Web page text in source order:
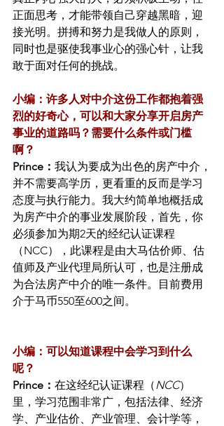
正面思考，才能带领自己穿越黑暗，迎
接光明。拼搏和努力是我做人的原则，
同时也是驱使我事业心的强心针，让我
敢于面对任何的挑战。
小编：许多人对中介这份工作都抱着强
烈的好奇心，可以和大家分享开启房产
事业的道路吗？需要什么条件或门槛
啊？
Prince： 我认为要成为出色的房产中介，
并不需要高学历，更看重的反而是学习
态度与执行能力。我大约简单地概括成
为房产中介的事业发展阶段，首先，你
必须参加为期2天的经纪认证课程
（NCC），此课程是由大马估价师、估
值师及产业代理局所认可，也是注册成
为合法房产中介的唯一条件。目前费用
介于马币550至600之间。
小编：可以知道课程中会学习到什么
呢？
Prince： 在这经纪认证课程（ NCC）
里，学习范围非常广，包括法律、经济
学、产业估价、产业管理、会计学等，